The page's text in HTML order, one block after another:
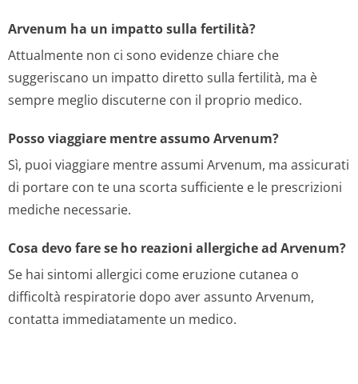
Arvenum ha un impatto sulla fertilità?
Attualmente non ci sono evidenze chiare che
suggeriscano un impatto diretto sulla fertilità, ma è
sempre meglio discuterne con il proprio medico.
Posso viaggiare mentre assumo Arvenum?
Sì, puoi viaggiare mentre assumi Arvenum, ma assicurati
di portare con te una scorta sufficiente e le prescrizioni
mediche necessarie.
Cosa devo fare se ho reazioni allergiche ad Arvenum?
Se hai sintomi allergici come eruzione cutanea o
difficoltà respiratorie dopo aver assunto Arvenum,
contatta immediatamente un medico.